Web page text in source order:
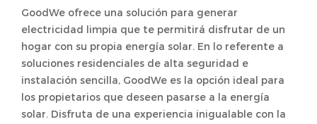
GoodWe ofrece una solución para generar
electricidad limpia que te permitirá disfrutar de un
hogar con su propia energía solar. En lo referente a
soluciones residenciales de alta seguridad e
instalación sencilla, GoodWe es la opción ideal para
los propietarios que deseen pasarse a la energía
solar. Disfruta de una experiencia inigualable con la